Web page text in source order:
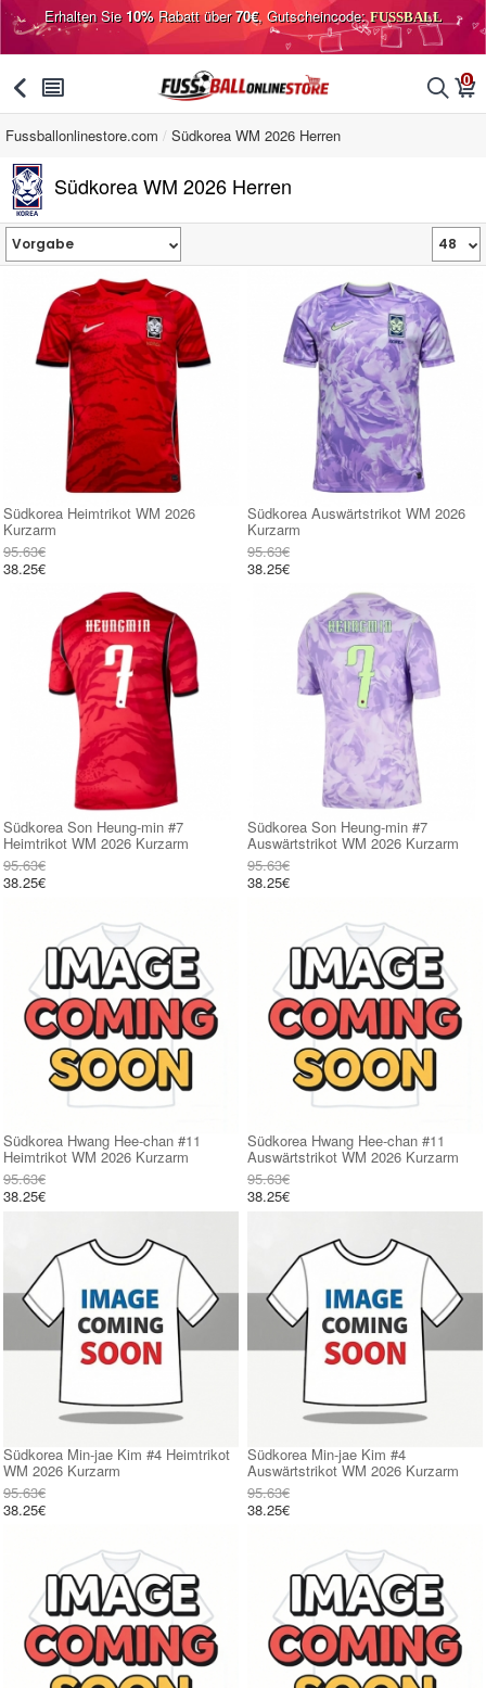
Erhalten Sie10%Rabatt über70€, Gutscheincode:FUSSBALL
󰅯 󰂩 󰂨 0
󰃦
Fussballonlinestore.com Südkorea WM 2026 Herren
Südkorea WM 2026 Herren
Südkorea Heimtrikot WM 2026
Kurzarm
95.63€
38.25€
Südkorea Auswärtstrikot WM 2026
Kurzarm
95.63€
38.25€
Südkorea Son Heung-min #7
Heimtrikot WM 2026 Kurzarm
95.63€
38.25€
Südkorea Son Heung-min #7
Auswärtstrikot WM 2026 Kurzarm
95.63€
38.25€
Südkorea Hwang Hee-chan #11
Heimtrikot WM 2026 Kurzarm
95.63€
38.25€
Südkorea Hwang Hee-chan #11
Auswärtstrikot WM 2026 Kurzarm
95.63€
38.25€
Südkorea Min-jae Kim #4 Heimtrikot
WM 2026 Kurzarm
95.63€
38.25€
Südkorea Min-jae Kim #4
Auswärtstrikot WM 2026 Kurzarm
95.63€
38.25€